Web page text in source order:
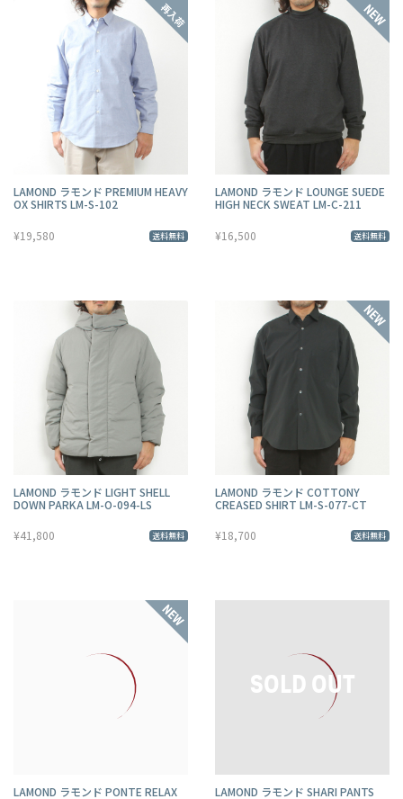
LAMOND ラモンド PREMIUM HEAVY
OX SHIRTS LM-S-102
¥19,580 送料無料
LAMOND ラモンド LOUNGE SUEDE
HIGH NECK SWEAT LM-C-211
¥16,500 送料無料
LAMOND ラモンド LIGHT SHELL
DOWN PARKA LM-O-094-LS
¥41,800 送料無料
LAMOND ラモンド COTTONY
CREASED SHIRT LM-S-077-CT
¥18,700 送料無料
LAMOND ラモンド PONTE RELAX
LAMOND ラモンド SHARI PANTS